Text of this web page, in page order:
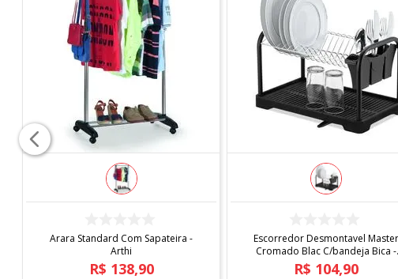
Arara Standard Com Sapateira -
Arthi
R$ 138,90
Escorredor Desmontavel Master
Cromado Blac C/bandeja Bica -
Arthi
R$ 104,90